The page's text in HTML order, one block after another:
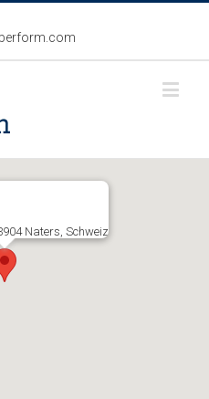
Naters, Schweiz